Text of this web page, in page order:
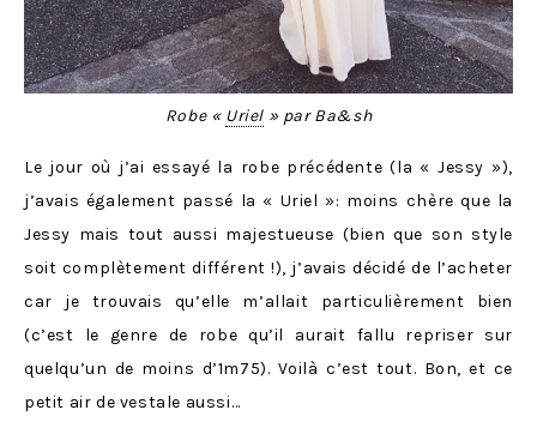
Robe « Uriel » par Ba&sh
Le jour où j’ai essayé la robe précédente (la « Jessy »),
j’avais également passé la « Uriel »: moins chère que la
Jessy mais tout aussi majestueuse (bien que son style
soit complètement différent !), j’avais décidé de l’acheter
car je trouvais qu’elle m’allait particulièrement bien
(c’est le genre de robe qu’il aurait fallu repriser sur
quelqu’un de moins d’1m75). Voilà c’est tout. Bon, et ce
petit air de vestale aussi…